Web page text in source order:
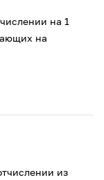
на 1
на
из